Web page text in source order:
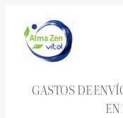
contenido
GASTOS DE